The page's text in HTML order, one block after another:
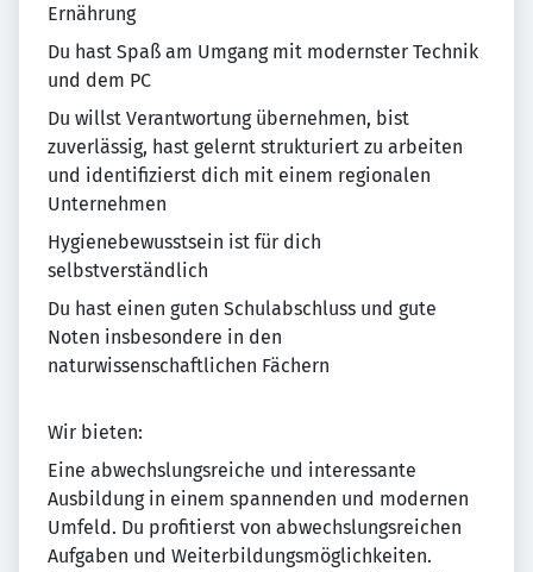
Ernährung
Du hast Spaß am Umgang mit modernster Technik
und dem PC
Du willst Verantwortung übernehmen, bist
zuverlässig, hast gelernt strukturiert zu arbeiten
und identifizierst dich mit einem regionalen
Unternehmen
Hygienebewusstsein ist für dich
selbstverständlich
Du hast einen guten Schulabschluss und gute
Noten insbesondere in den
naturwissenschaftlichen Fächern
Wir bieten:
Eine abwechslungsreiche und interessante
Ausbildung in einem spannenden und modernen
Umfeld. Du profitierst von abwechslungsreichen
Aufgaben und Weiterbildungsmöglichkeiten.